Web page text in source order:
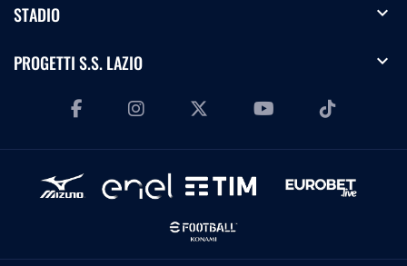
STADIO expand_more
PROGETTI S.S. LAZIO expand_more